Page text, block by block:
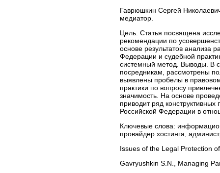
Гаврюшкин Сергей
медиатор.
Цель. Статья посвящена
рекомендации по
основе результатов анализа
Федерации и судебной
системный метод. Выводы. В
посредникам, рассмотрены
выявлены пробелы в
практики по вопросу
значимость. На основе
приводит ряд
Российской Федерации в
Ключевые слова:
провайдер хостинга,
Issues of the Legal Protection
Gavryushkin S.N., Managing